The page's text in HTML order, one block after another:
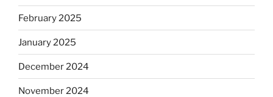
February 2025
January 2025
December 2024
November 2024